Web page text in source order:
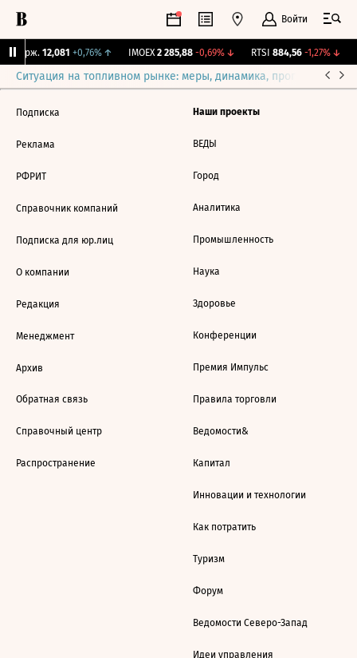
Войти
Бирж. 12,081 +0,76%↑ IMOEX 2 285,88 -0,69%↓ RTSI 884,56 -1,27%↓
Ситуация на топливном рынке: меры, динамика, прогнозы
Подписка
Реклама
РФРИТ
Справочник компаний
Подписка для юр.лиц
О компании
Редакция
Менеджмент
Архив
Обратная связь
Справочный центр
Распространение
Наши проекты
ВЕДЫ
Город
Аналитика
Промышленность
Наука
Здоровье
Конференции
Премия Импульс
Правила торговли
Ведомости&
Капитал
Инновации и технологии
Как потратить
Туризм
Форум
Ведомости Северо-Запад
Идеи управления